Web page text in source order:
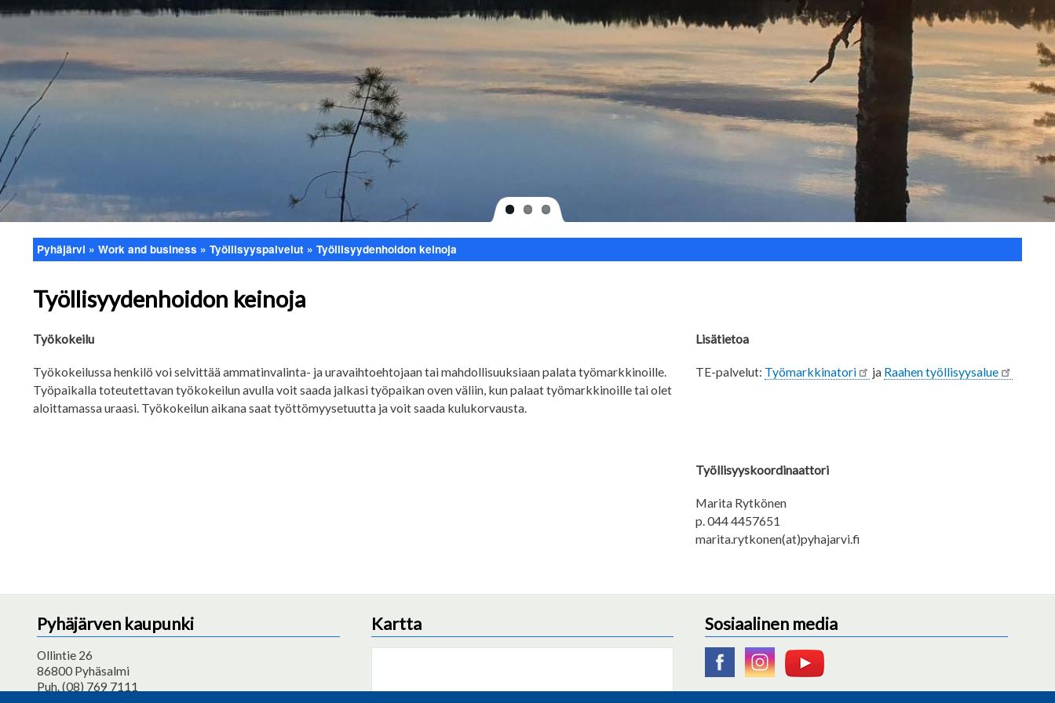
Breadcrumb
Pyhäjärvi Work and business Työllisyyspalvelut Työllisyydenhoidon keinoja
Työllisyydenhoidon keinoja
Työkokeilu
Työkokeilussa henkilö voi selvittää ammatinvalinta- ja uravaihtoehtojaan tai mahdollisuuksiaan palata työmarkkinoille.
Työpaikalla toteutettavan työkokeilun avulla voit saada jalkasi työpaikan oven väliin, kun palaat työmarkkinoille tai olet
aloittamassa uraasi. Työkokeilun aikana saat työttömyysetuutta ja voit saada kulukorvausta.
Lisätietoa
TE-palvelut: Työmarkkinatori ja Raahen työllisyysalue
Työllisyyskoordinaattori
Marita Rytkönen
p. 044 4457651
marita.rytkonen(at)pyhajarvi.fi
Pyhäjärven kaupunki
Ollintie 26
86800 Pyhäsalmi
Puh. (08) 769 7111
Kartta
This content is blocked because Embeds
Sosiaalinen media